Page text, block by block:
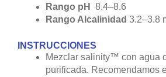
Rango pH
8.4–8.6
Rango Alcalinidad 3.2–3.8
INSTRUCCIONES
Mezclar salinity™ con agua
purificada. Recomendamos